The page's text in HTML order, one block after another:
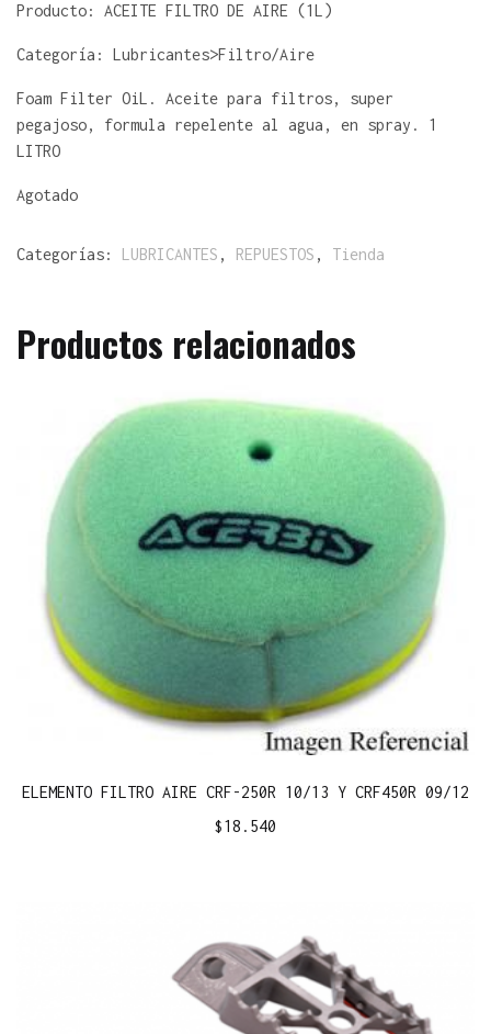
Producto: ACEITE FILTRO DE AIRE (1L)
Categoría: Lubricantes>Filtro/Aire
Foam Filter OiL. Aceite para filtros, super
pegajoso, formula repelente al agua, en spray. 1
LITRO
Agotado
Categorías: LUBRICANTES , REPUESTOS , Tienda
Productos relacionados
ELEMENTO FILTRO AIRE CRF-250R 10/13 Y CRF450R 09/12
$18.540